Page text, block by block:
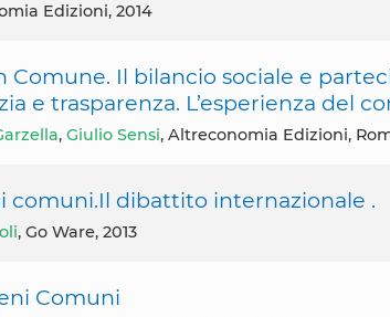
Edizioni, 2014
Comune. Il bilancio sociale e
e trasparenza. L’esperienza del
, Giulio Sensi, Altreconomia Edizioni,
comuni.Il dibattito internazionale .
, Go Ware, 2013
Comuni